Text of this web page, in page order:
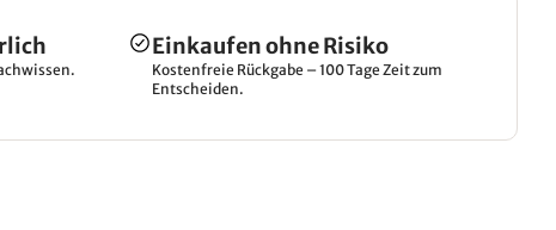
Einkaufen ohne Risiko
Kostenfreie Rückgabe – 100 Tage Zeit zum
Entscheiden.